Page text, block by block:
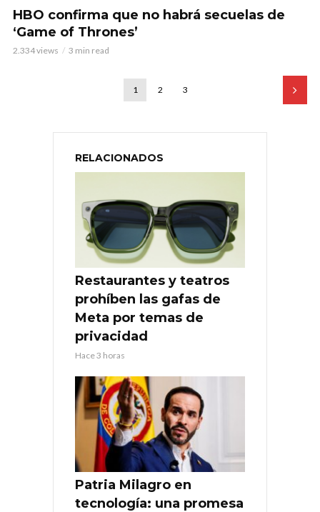
HBO confirma que no habrá secuelas de
‘Game of Thrones’
2.334 views 3 min read
1 2 3
RELACIONADOS
Restaurantes y teatros
prohíben las gafas de
Meta por temas de
privacidad
Hace 3 horas
Patria Milagro en
tecnología: una promesa